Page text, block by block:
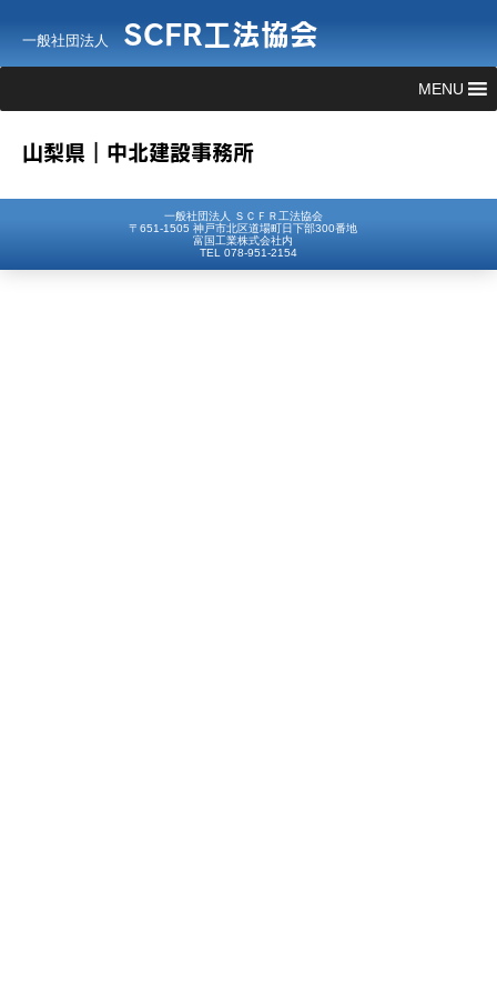
一般社団法人 SCFR工法協会
MENU
山梨県｜中北建設事務所
一般社団法人 ＳＣＦＲ工法協会
〒651-1505 神戸市北区道場町日下部300番地
富国工業株式会社内
TEL 078-951-2154